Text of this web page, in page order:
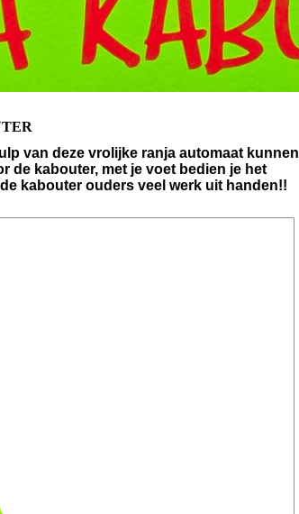
van deze vrolijke ranja automaat kunnen
de kabouter, met je voet bedien je het
kabouter ouders veel werk uit handen!!